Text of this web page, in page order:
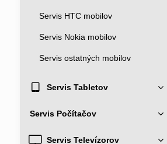
Servis HTC mobilov
Servis Nokia mobilov
Servis ostatných mobilov
Servis Tabletov
Servis Počítačov
Servis Televízorov